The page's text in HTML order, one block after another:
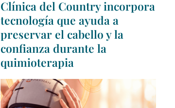
Clínica del Country incorpora
tecnología que ayuda a
preservar el cabello y la
confianza durante la
quimioterapia